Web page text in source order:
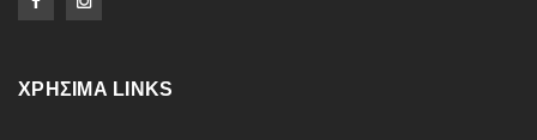
ΧΡΉΣΙΜΑ LINKS